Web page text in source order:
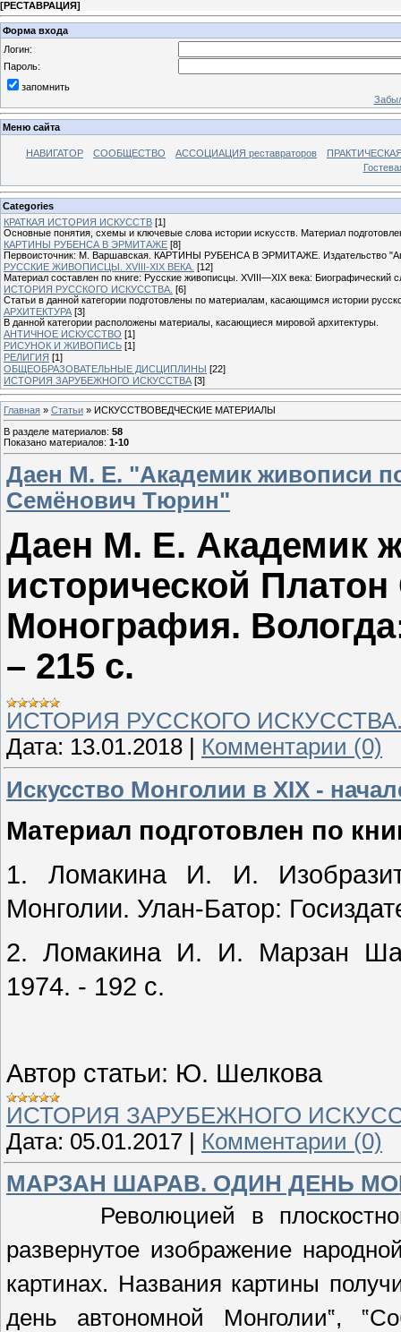
[РЕСТАВРАЦИЯ]
Форма входа
Логин:
Пароль:
запомнить
Меню сайта
НАВИГАТОР СООБЩЕСТВО АССОЦИАЦИЯ реставраторов
Categories
КРАТКАЯ ИСТОРИЯ ИСКУССТВ [1]
Основные понятия, схемы и ключевые слова истории искусств. Материал
КАРТИНЫ РУБЕНСА В ЭРМИТАЖЕ [8]
Первоисточник: М. Варшавская. КАРТИНЫ РУБЕНСА В ЭРМИТАЖЕ. Издательство
РУССКИЕ ЖИВОПИСЦЫ. XVIII-XIX ВЕКА. [12]
Материал составлен по книге: Русские живописцы. XVIII—XIX века: Биографический
ИСТОРИЯ РУССКОГО ИСКУССТВА. [6]
Статьи в данной категории подготовлены по материалам, касающимся истории
АРХИТЕКТУРА [3]
В данной категории расположены материалы, касающиеся мировой архитектуры.
АНТИЧНОЕ ИСКУССТВО [1]
РИСУНОК И ЖИВОПИСЬ [1]
РЕЛИГИЯ [1]
ОБЩЕОБРАЗОВАТЕЛЬНЫЕ ДИСЦИПЛИНЫ [22]
ИСТОРИЯ ЗАРУБЕЖНОГО ИСКУССТВА [3]
Главная » Статьи » ИСКУССТВОВЕДЧЕСКИЕ МАТЕРИАЛЫ
В разделе материалов: 58
Показано материалов: 1-10
Даен М. Е. "Академик живописи
Семёнович Тюрин"
Даен М. Е. Академик
исторической
Монография.
– 215 с.
ИСТОРИЯ РУССКОГО
Дата: 13.01.2018
Комментарии (0)
Искусство Монголии в XIX -
Материал подготовлен по
1. Ломакина И. И.
Монголии. Улан-Батор:
2. Ломакина И. И. Марзан
1974. - 192 с.
Автор статьи: Ю. Шелкова
ИСТОРИЯ ЗАРУБЕЖНОГО
Дата: 05.01.2017
Комментарии (0)
МАРЗАН ШАРАВ. ОДИН ДЕНЬ
Революцией в плоскостной
развернутое изображение
картинах. Названия картины
день автономной Монголии‟,